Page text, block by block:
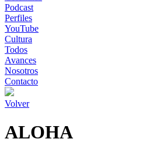
Podcast
Perfiles
YouTube
Cultura
Todos
Avances
Nosotros
Contacto
Volver
ALOHA